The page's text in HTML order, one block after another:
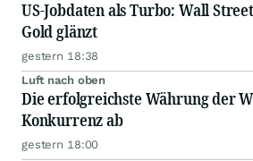
US-Jobdaten als Turbo: Wall
Gold glänzt
gestern 18:38
Luft nach oben
Die erfolgreichste Währung der
Konkurrenz ab
gestern 18:00